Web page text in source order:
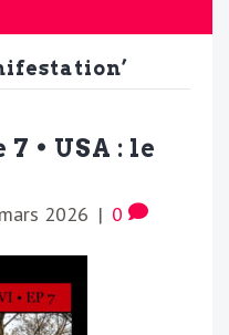
7 • USA : le
2026 | 0